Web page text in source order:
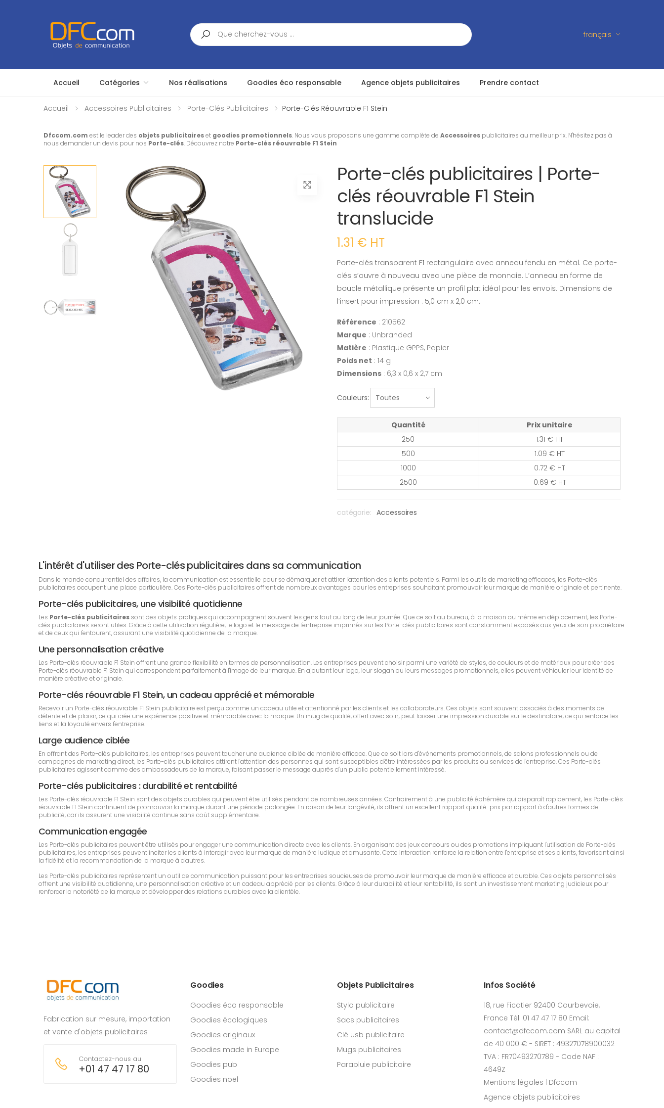
Search
français
Accueil Catégories Nos réalisations Goodies éco responsable Agence objets publicitaires Prendre contact
Accueil Accessoires Publicitaires Porte-Clés Publicitaires Porte-Clés Réouvrable F1 Stein
Dfccom.com est le leader des objets publicitaireset goodies promotionnels. Nous vous proposons une gamme complète de Accessoires publicitaires au meilleur prix. N'hésitez pas à
nous demander un devis pour nos Porte-clés. Découvrez notre Porte-clés réouvrable F1 Stein
Porte-clés publicitaires | Porte-
clés réouvrable F1 Stein
translucide
1.31 € HT
Porte-clés transparent F1 rectangulaire avec anneau fendu en métal. Ce porte-
clés s’ouvre à nouveau avec une pièce de monnaie. L’anneau en forme de
boucle métallique présente un profil plat idéal pour les envois. Dimensions de
l’insert pour impression : 5,0 cm x 2,0 cm.
Référence : 210562
Marque : Unbranded
Matière : Plastique GPPS, Papier
Poids net : 14 g
Dimensions : 6,3 x 0,6 x 2,7 cm
Couleurs:
Quantité
Prix unitaire
250
1.31 € HT
500
1.09 € HT
1000
0.72 € HT
2500
0.69 € HT
catégorie: Accessoires
L'intérêt d'utiliser des Porte-clés publicitaires dans sa communication
Dans le monde concurrentiel des affaires, la communication est essentielle pour se démarquer et attirer l'attention des clients potentiels. Parmi les outils de marketing efficaces, les Porte-clés
publicitaires occupent une place particulière. Ces Porte-clés publicitaires offrent de nombreux avantages pour les entreprises souhaitant promouvoir leur marque de manière originale et pertinente.
Porte-clés publicitaires, une visibilité quotidienne
Les Porte-clés publicitaires sont des objets pratiques qui accompagnent souvent les gens tout au long de leur journée. Que ce soit au bureau, à la maison ou même en déplacement, les Porte-
clés publicitaires seront utiles. Grâce à cette utilisation régulière, le logo et le message de l'entreprise imprimés sur les Porte-clés publicitaires sont constamment exposés aux yeux de son propriétaire
et de ceux qui l'entourent, assurant une visibilité quotidienne de la marque.
Une personnalisation créative
Les Porte-clés réouvrable F1 Stein offrent une grande flexibilité en termes de personnalisation. Les entreprises peuvent choisir parmi une variété de styles, de couleurs et de matériaux pour créer des
Porte-clés réouvrable F1 Stein qui correspondent parfaitement à l'image de leur marque. En ajoutant leur logo, leur slogan ou leurs messages promotionnels, elles peuvent véhiculer leur identité de
manière créative et originale.
Porte-clés réouvrable F1 Stein, un cadeau apprécié et mémorable
Recevoir un Porte-clés réouvrable F1 Stein publicitaire est perçu comme un cadeau utile et attentionné par les clients et les collaborateurs. Ces objets sont souvent associés à des moments de
détente et de plaisir, ce qui crée une expérience positive et mémorable avec la marque. Un mug de qualité, offert avec soin, peut laisser une impression durable sur le destinataire, ce qui renforce les
liens et la loyauté envers l'entreprise.
Large audience ciblée
En offrant des Porte-clés publicitaires, les entreprises peuvent toucher une audience ciblée de manière efficace. Que ce soit lors d'événements promotionnels, de salons professionnels ou de
campagnes de marketing direct, les Porte-clés publicitaires attirent l'attention des personnes qui sont susceptibles d'être intéressées par les produits ou services de l'entreprise. Ces Porte-clés
publicitaires agissent comme des ambassadeurs de la marque, faisant passer le message auprès d'un public potentiellement intéressé.
Porte-clés publicitaires : durabilité et rentabilité
Les Porte-clés réouvrable F1 Stein sont des objets durables qui peuvent être utilisés pendant de nombreuses années. Contrairement à une publicité éphémère qui disparaît rapidement, les Porte-clés
réouvrable F1 Stein continuent de promouvoir la marque durant une période prolongée. En raison de leur longévité, ils offrent un excellent rapport qualité-prix par rapport à d'autres formes de
publicité, car ils assurent une visibilité continue sans coût supplémentaire.
Communication engagée
Les Porte-clés publicitaires peuvent être utilisés pour engager une communication directe avec les clients. En organisant des jeux concours ou des promotions impliquant l'utilisation de Porte-clés
publicitaires, les entreprises peuvent inciter les clients à interagir avec leur marque de manière ludique et amusante. Cette interaction renforce la relation entre l'entreprise et ses clients, favorisant ainsi
la fidélité et la recommandation de la marque à d'autres.
Les Porte-clés publicitaires représentent un outil de communication puissant pour les entreprises soucieuses de promouvoir leur marque de manière efficace et durable. Ces objets personnalisés
offrent une visibilité quotidienne, une personnalisation créative et un cadeau apprécié par les clients. Grâce à leur durabilité et leur rentabilité, ils sont un investissement marketing judicieux pour
renforcer la notoriété de la marque et développer des relations durables avec la clientèle.
Fabrication sur mesure, importation
et vente d'objets publicitaires
Contactez-nous au
+01 47 47 17 80
Goodies
Goodies éco responsable
Goodies écologiques
Goodies originaux
Goodies made in Europe
Goodies pub
Goodies noël
Objets Publicitaires
Stylo publicitaire
Sacs publicitaires
Clé usb publicitaire
Mugs publicitaires
Parapluie publicitaire
Infos Société
18, rue Ficatier 92400 Courbevoie,
France Tél: 01 47 47 17 80 Email:
contact@dfccom.com SARL au capital
de 40 000 € - SIRET : 49327078900032
TVA : FR70493270789 - Code NAF :
4649Z
Mentions légales | Dfccom
Agence objets publicitaires